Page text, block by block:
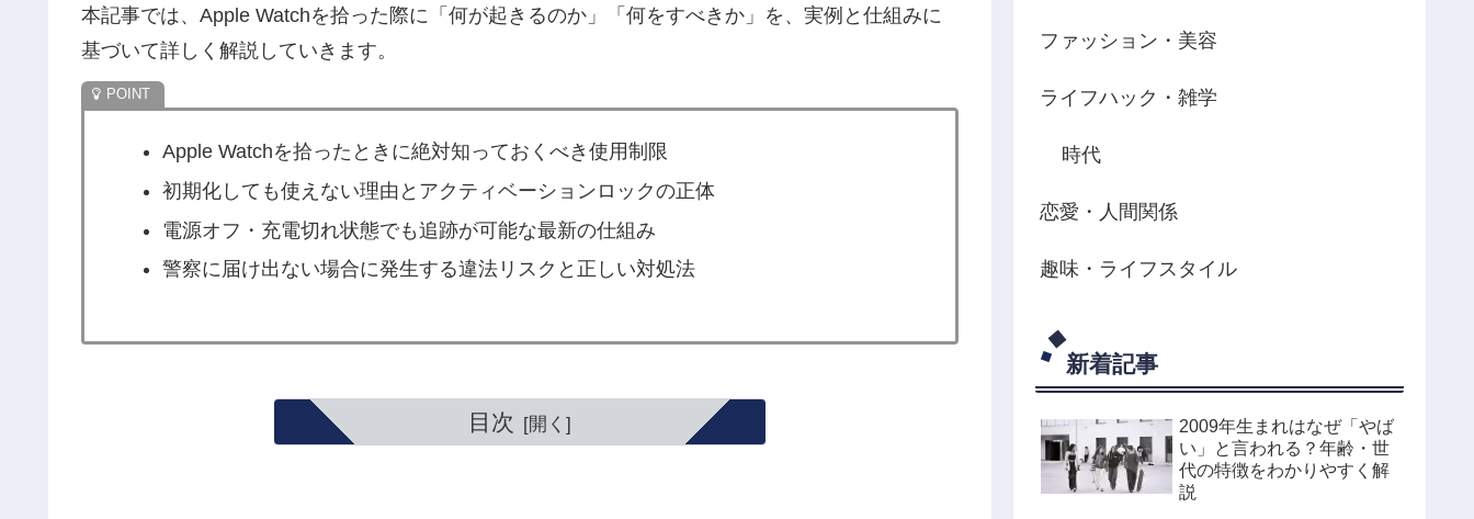
本記事では、Apple Watchを拾った際に「何が起きるのか」「何をすべきか」を、実例と仕組みに
基づいて詳しく解説していきます。
Apple Watchを拾ったときに絶対知っておくべき使用制限
初期化しても使えない理由とアクティベーションロックの正体
電源オフ・充電切れ状態でも追跡が可能な最新の仕組み
警察に届け出ない場合に発生する違法リスクと正しい対処法
目次
ファッション・美容
ライフハック・雑学
時代
恋愛・人間関係
趣味・ライフスタイル
新着記事
2009年生まれはなぜ「やば
い」と言われる？年齢・世
代の特徴をわかりやすく解
説